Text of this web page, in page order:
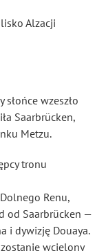
Alzacji
wzeszło
Saarbrücken,
Metzu.
tronu
Renu,
od Saarbrücken —
i dywizję Douaya.
wcielony